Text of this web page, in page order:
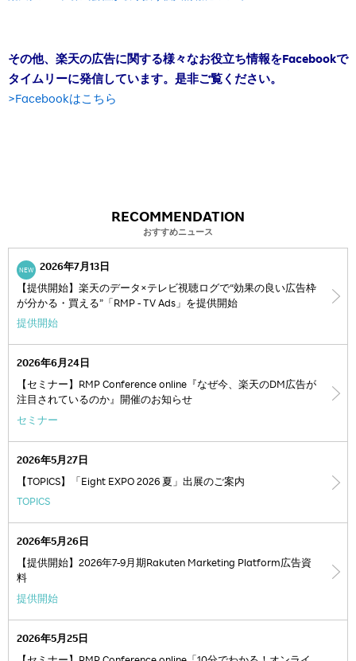
その他、楽天の広告に関する様々なお役立ち情報をFacebookで
タイムリーに発信しています。是非ご覧ください。
>Facebookはこちら
RECOMMENDATION
おすすめニュース
NEW 2026年7月13日
【提供開始】楽天のデータ×テレビ視聴ログで“効果の良い広告枠
が分かる・買える”「RMP - TV Ads」を提供開始
提供開始
2026年6月24日
【セミナー】RMP Conference online『なぜ今、楽天のDM広告が
注目されているのか』開催のお知らせ
セミナー
2026年5月27日
【TOPICS】「Eight EXPO 2026 夏」出展のご案内
TOPICS
2026年5月26日
【提供開始】2026年7-9月期Rakuten Marketing Platform広告資
料
提供開始
2026年5月25日